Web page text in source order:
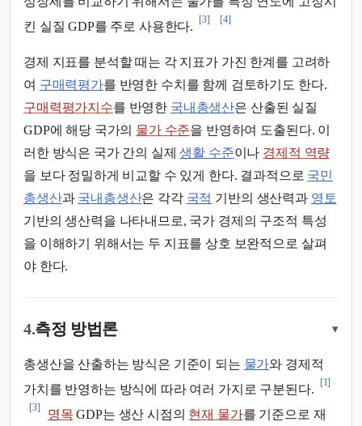
킨 실질 GDP를 주로 사용한다.
[3] [4]
경제 지표를 분석할 때는 각 지표가 가진 한계를 고려하
여 구매력평가를 반영한 수치를 함께 검토하기도 한다.
구매력평가지수를 반영한 국내총생산은 산출된 실질
GDP에 해당 국가의 물가 수준을 반영하여 도출된다. 이
러한 방식은 국가 간의 실제생활 수준이나 경제적 역량
을 보다 정밀하게 비교할 수 있게 한다. 결과적으로 국민
총생산과 국내총생산은 각각 국적 기반의 생산력과 영토
기반의 생산력을 나타내므로, 국가 경제의 구조적 특성
을 이해하기 위해서는 두 지표를 상호 보완적으로 살펴
야 한다.
4.측정 방법론 ▾
총생산을 산출하는 방식은 기준이 되는 물가와 경제적
가치를 반영하는 방식에 따라 여러 가지로 구분된다.
[1]
[3]
명목 GDP는 생산 시점의 현재 물가를 기준으로 재